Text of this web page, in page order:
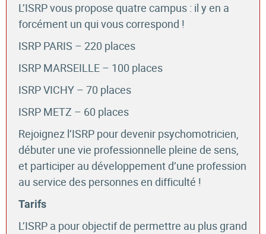
L’ISRP vous propose quatre campus : il y en a
forcément un qui vous correspond !
ISRP PARIS – 220 places
ISRP MARSEILLE – 100 places
ISRP VICHY – 70 places
ISRP METZ – 60 places
Rejoignez l’ISRP pour devenir psychomotricien,
débuter une vie professionnelle pleine de sens,
et participer au développement d’une profession
au service des personnes en difficulté !
Tarifs
L’ISRP a pour objectif de permettre au plus grand